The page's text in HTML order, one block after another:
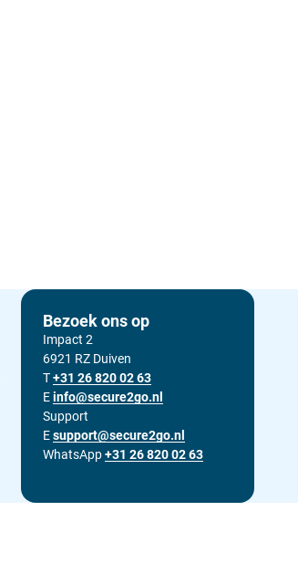
Bezoek ons op
Impact 2
6921 RZ Duiven
TBel ons op
+31 26 820 02 63
EStuur ons een e-mail op
info@secure2go.nl
Support
EStuur onze support afdeling een e-mail op
support@secure2go.nl
WhatsApp+31 26 820 02 63